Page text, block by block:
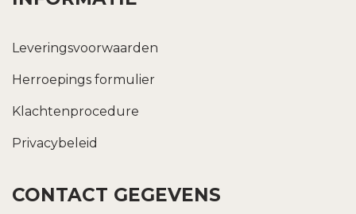
Leveringsvoorwaarden
Herroepings formulier
Klachtenprocedure
Privacybeleid
CONTACT GEGEVENS